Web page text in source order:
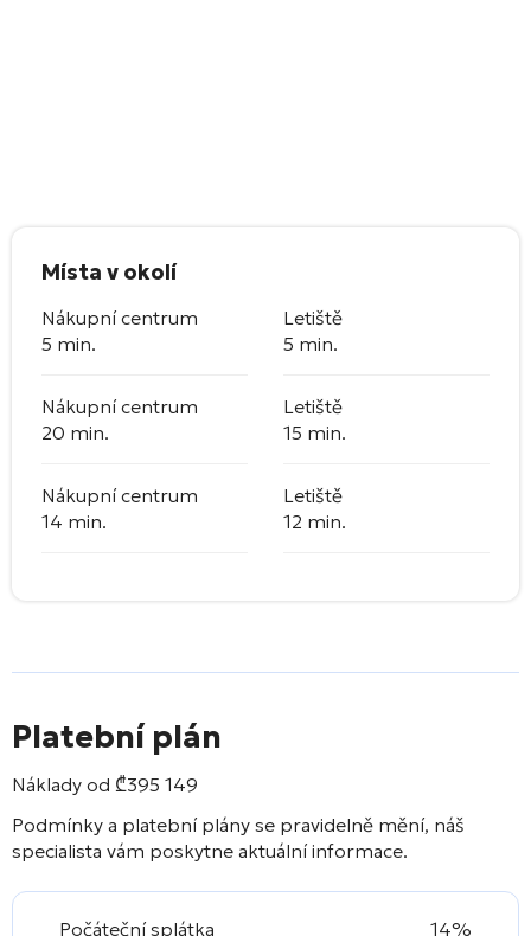
Místa v okolí
Nákupní centrum
5 min.
Letiště
5 min.
Nákupní centrum
20 min.
Letiště
15 min.
Nákupní centrum
14 min.
Letiště
12 min.
Platební plán
Náklady od ₾395 149
Podmínky a platební plány se pravidelně mění, náš
specialista vám poskytne aktuální informace.
Počáteční splátka 14%